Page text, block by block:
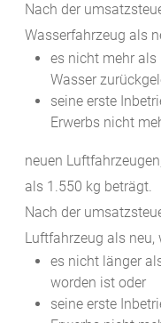
Nach der
Wasserfahrzeug als
es nicht mehr
Wasser
seine erste
Erwerbs nicht
neuen
als 1.550 kg beträgt.
Nach der
Luftfahrzeug als neu,
es nicht länger
worden ist oder
seine erste